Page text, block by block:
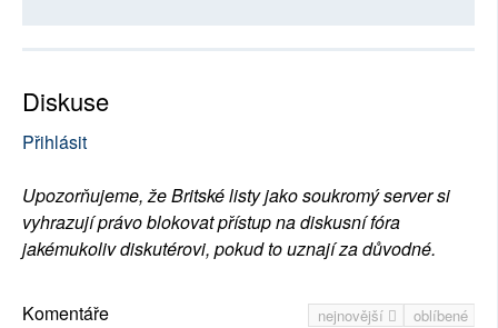
Diskuse
Přihlásit
Upozorňujeme, že Britské listy jako soukromý server si
vyhrazují právo blokovat přístup na diskusní fóra
jakémukoliv diskutérovi, pokud to uznají za důvodné.
nejnovější oblíbené
Komentáře